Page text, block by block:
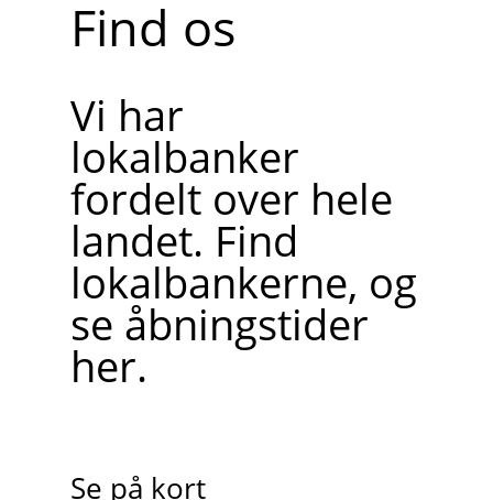
Find os
Vi har
lokalbanker
fordelt over hele
landet. Find
lokalbankerne, og
se åbningstider
her.
Se på kort